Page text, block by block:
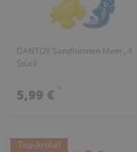
DANTOY Sandformen Meer, 4
Stück
5,99 € *
Top-Artikel